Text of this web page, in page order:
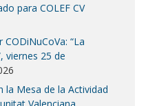
para COLEF CV
“La
viernes 25 de
la Mesa de la Actividad
Valenciana.